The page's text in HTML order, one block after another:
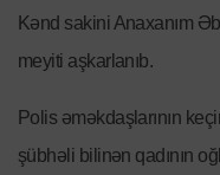
Kənd sakini Anaxanım
meyiti aşkarlanıb.
Polis əməkdaşlarının
şübhəli bilinən qadının